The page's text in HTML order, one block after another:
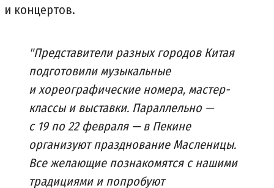
и концертов.
"Представители разных городов Китая
подготовили музыкальные
и хореографические номера, мастер-
классы и выставки. Параллельно —
с 19 по 22 февраля — в Пекине
организуют празднование Масленицы.
Все желающие познакомятся с нашими
традициями и попробуют